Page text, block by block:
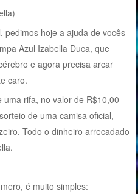
pedimos hoje a ajuda de vocês
Azul Izabella Duca, que
e agora precisa arcar
caro.
rifa, no valor de R$10,00
de uma camisa oficial,
Todo o dinheiro arrecadado
é muito simples: